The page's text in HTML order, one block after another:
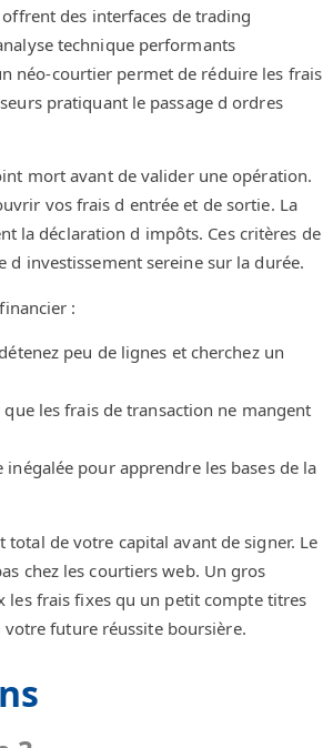
des interfaces de trading
technique performants
néo-courtier permet de réduire les frais
pratiquant le passage d ordres
mort avant de valider une opération.
vos frais d entrée et de sortie. La
la déclaration d impôts. Ces critères de
investissement sereine sur la durée.
:
peu de lignes et cherchez un
les frais de transaction ne mangent
pour apprendre les bases de la
de votre capital avant de signer. Le
chez les courtiers web. Un gros
les frais fixes qu un petit compte titres
future réussite boursière.